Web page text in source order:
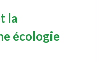
la
écologie